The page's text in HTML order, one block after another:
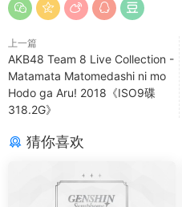
上一篇
AKB48 Team 8 Live Collection -
Matamata Matomedashi ni mo
Hodo ga Aru! 2018《ISO9碟
318.2G》
猜你喜欢